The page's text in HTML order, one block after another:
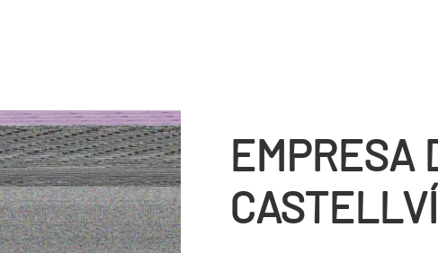
EMPRESA